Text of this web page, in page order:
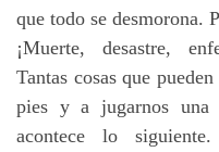
que todo se desmorona.
¡Muerte, desastre,
Tantas cosas que
pies y a jugarnos una
acontece lo